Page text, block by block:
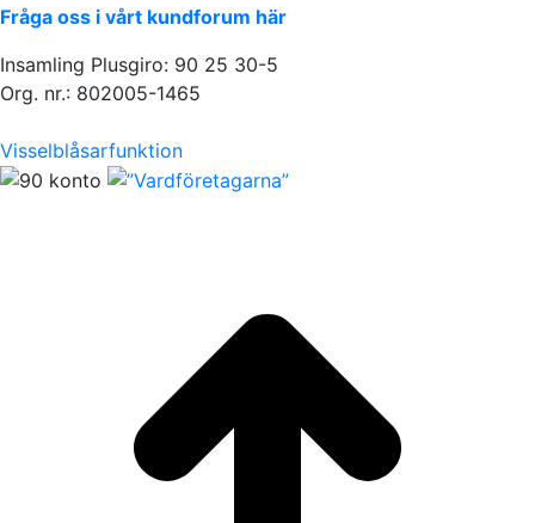
Fråga oss i vårt kundforum här
Insamling Plusgiro: 90 25 30-5
Org. nr.: 802005-1465
Visselblåsarfunktion